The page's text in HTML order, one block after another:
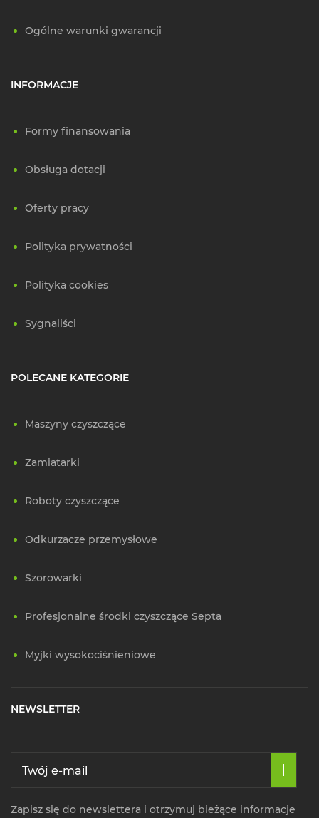
Ogólne warunki gwarancji
INFORMACJE
Formy finansowania
Obsługa dotacji
Oferty pracy
Polityka prywatności
Polityka cookies
Sygnaliści
POLECANE KATEGORIE
Maszyny czyszczące
Zamiatarki
Roboty czyszczące
Odkurzacze przemysłowe
Szorowarki
Profesjonalne środki czyszczące Septa
Myjki wysokociśnieniowe
NEWSLETTER
Zapisz się do newslettera i otrzymuj bieżące informacje